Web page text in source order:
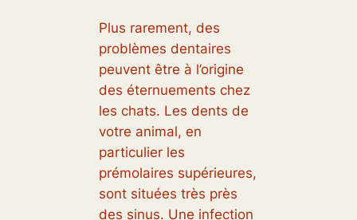
Plus rarement, des
problèmes dentaires
peuvent être à l’origine
des éternuements chez
les chats. Les dents de
votre animal, en
particulier les
prémolaires supérieures,
sont situées très près
des sinus. Une infection